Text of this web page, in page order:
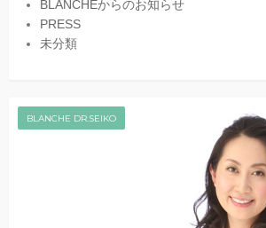
BLANCHEからのお知らせ
PRESS
未分類
BLANCHE DR.SEIKO